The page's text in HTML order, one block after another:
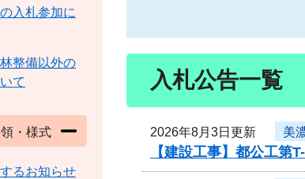
入札公告一覧
2026年8月3日更新 美
【建設工事】都公工第
入札参加に
整備以外の
て
・様式
るお知らせ